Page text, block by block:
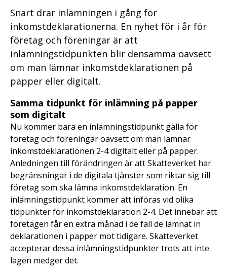
Snart drar inlämningen i gång för
inkomstdeklarationerna. En nyhet för i år för
företag och föreningar är att
inlämningstidpunkten blir densamma oavsett
om man lämnar inkomstdeklarationen på
papper eller digitalt.
Samma tidpunkt för inlämning på papper
som digitalt
Nu kommer bara en inlämningstidpunkt gälla för
företag och föreningar oavsett om man lämnar
inkomstdeklarationen 2-4 digitalt eller på papper.
Anledningen till förändringen är att Skatteverket har
begränsningar i de digitala tjänster som riktar sig till
företag som ska lämna inkomstdeklaration. En
inlämningstidpunkt kommer att införas vid olika
tidpunkter för inkomstdeklaration 2-4. Det innebär att
företagen får en extra månad i de fall de lämnat in
deklarationen i papper mot tidigare. Skatteverket
accepterar dessa inlämningstidpunkter trots att inte
lagen medger det.